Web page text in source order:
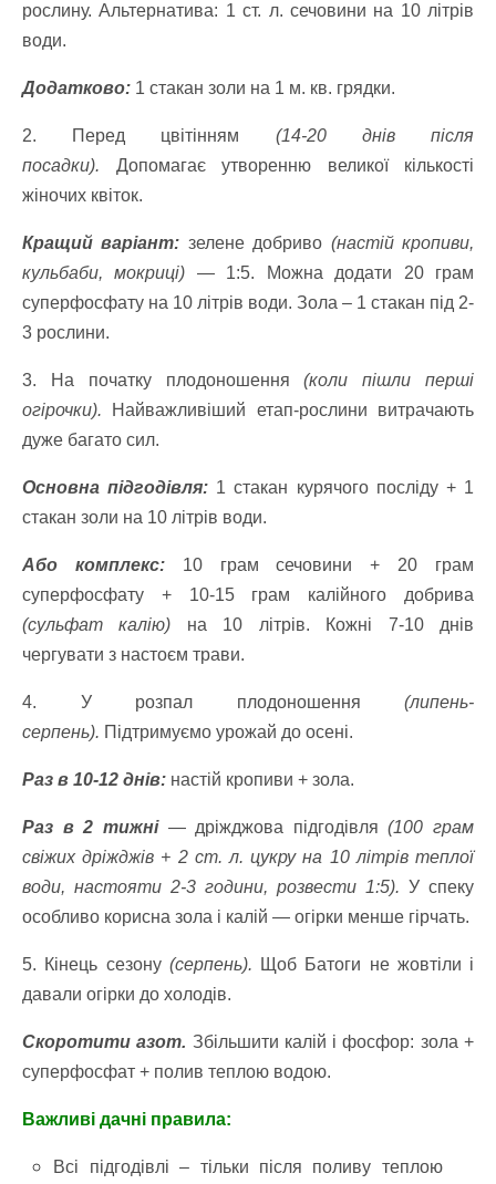
рослину.Альтернатива: 1 ст. л. сечовини на 10 літрів
води.
Додатково: 1 стакан золи на 1 м. кв. грядки.
2. Перед цвітінням (14-20 днів після
посадки).
Допомагає утворенню великої кількості
жіночих квіток.
Кращий варіант: зелене добриво (настій кропиви,
кульбаби, мокриці) — 1:5.
Можна додати 20 грам
суперфосфату на 10 літрів води. Зола – 1 стакан під 2-
3 рослини.
3. На початку плодоношення (коли пішли перші
огірочки).
Найважливіший етап-рослини витрачають
дуже багато сил.
Основна підгодівля: 1 стакан курячого посліду + 1
стакан золи на 10 літрів води.
Або комплекс:10 грам сечовини + 20 грам
суперфосфату + 10-15 грам калійного добрива
(сульфат калію) на 10 літрів.
Кожні 7-10 днів
чергувати з настоєм трави.
4. У розпал плодоношення (липень-
серпень). Підтримуємо урожай до осені.
Раз в 10-12 днів: настій кропиви + зола.
Раз в 2 тижні — дріжджова підгодівля(100 грам
свіжих дріжджів + 2 ст. л. цукру на 10 літрів теплої
води, настояти 2-3 години, розвести 1:5). У спеку
особливо корисна зола і калій — огірки менше гірчать.
5. Кінець сезону (серпень).
Щоб Батоги не жовтіли і
давали огірки до холодів.
Скоротити азот. Збільшити калій і фосфор: зола +
суперфосфат + полив теплою водою.
Важливі дачні правила:
Всі підгодівлі – тільки після поливу теплою